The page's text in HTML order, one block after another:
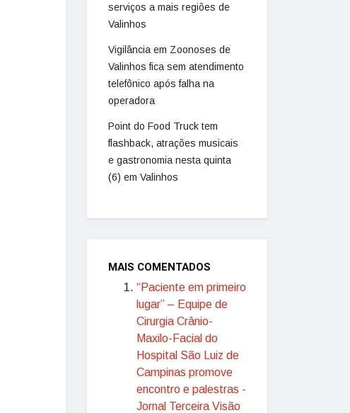
serviços a mais regiões de
Valinhos
Vigilância em Zoonoses de
Valinhos fica sem atendimento
telefônico após falha na
operadora
Point do Food Truck tem
flashback, atrações musicais
e gastronomia nesta quinta
(6) em Valinhos
MAIS COMENTADOS
“Paciente em primeiro
lugar” – Equipe de
Cirurgia Crânio-
Maxilo-Facial do
Hospital São Luiz de
Campinas promove
encontro e palestras -
Jornal Terceira Visão